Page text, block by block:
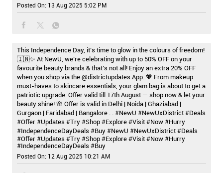
Posted On: 13 Aug 2025 5:02 PM
This Independence Day, it’s time to glow in the colours of freedom!
🇮🇳✨ At NewU, we’re celebrating with up to 50% OFF on your
favourite beauty brands & that’s not all! Enjoy an extra 20% OFF
when you shop via the @districtupdates App. 💖 From makeup
must-haves to skincare essentials, your glam bag is about to get a
patriotic upgrade. Offer valid till 17th August — shop now & let your
beauty shine! 🌸 Offer is valid in Delhi | Noida | Ghaziabad |
Gurgaon | Faridabad | Bangalore . . #NewU #NewUxDistrict #Deals
#Offer #Updates #Try #Shop #Explore #Visit #Now #Hurry
#IndependenceDayDeals #Buy#NewU #NewUxDistrict#Deals
#Offer#Updates #Try#Shop#Explore#Visit#Now#Hurry
#IndependenceDayDeals #Buy
Posted On: 12 Aug 2025 10:21 AM